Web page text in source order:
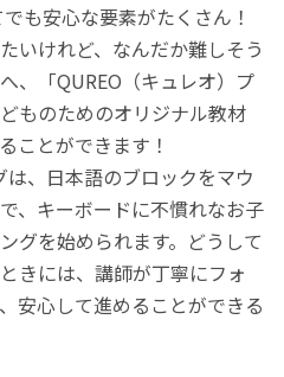
も安心な要素がたくさん！
いけれど、なんだか難しそう
、「QUREO（キュレオ）プ
ものためのオリジナル教材
ことができます！
、日本語のブロックをマウ
、キーボードに不慣れなお子
グを始められます。どうして
きには、講師が丁寧にフォ
安心して進めることができる